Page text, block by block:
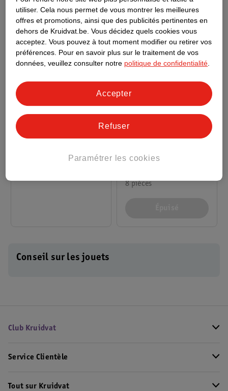
Pat' Patrouille Jouet
3.
99
Paw Patrol Mini
Movie
8 pièces
6.
99
Conseil sur les jouets
Club Kruidvat
Service Clientèle
Tout sur Kruidvat
utiliser. Cela nous permet de vous montrer les meilleures
offres et promotions, ainsi que des publicités pertinentes en
dehors de Kruidvat.be. Vous décidez quels cookies vous
acceptez. Vous pouvez à tout moment modifier ou retirer vos
préférences. Pour en savoir plus sur le traitement de vos
données, veuillez consulter notre politique de confidentialité
Paramétrer les cookies
Refuser
Accepter